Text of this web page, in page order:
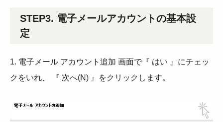
STEP3. 電子メールアカウントの基本設
定
1. 電子メール アカウント追加 画面で『 はい 』にチェッ
クをいれ、 『 次へ(N) 』をクリックします。